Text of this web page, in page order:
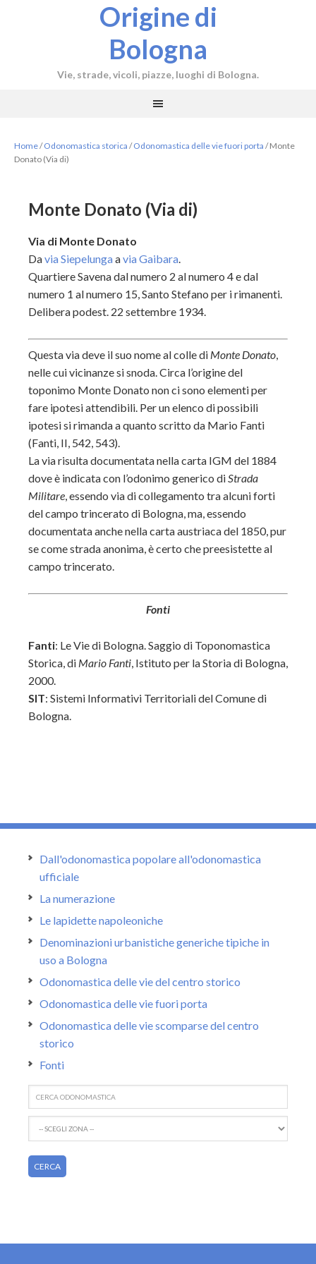
Origine di
Bologna
Vie, strade, vicoli, piazze, luoghi di Bologna.
Home/ Odonomastica storica / Odonomastica delle vie fuori porta /Monte
Donato (Via di)
Monte Donato (Via di)
Via di Monte Donato
Davia Siepelungaavia Gaibara.
Quartiere Savena dal numero 2 al numero 4 e dal
numero 1 al numero 15, Santo Stefano per i rimanenti.
Delibera podest. 22 settembre 1934.
Questa via deve il suo nome al colle di Monte Donato,
nelle cui vicinanze si snoda. Circa l’origine del
toponimo Monte Donato non ci sono elementi per
fare ipotesi attendibili. Per un elenco di possibili
ipotesi si rimanda a quanto scritto da Mario Fanti
(Fanti, II, 542, 543).
La via risulta documentata nella carta IGM del 1884
dove è indicata con l’odonimo generico diStrada
Militare, essendo via di collegamento tra alcuni forti
del campo trincerato di Bologna, ma, essendo
documentata anche nella carta austriaca del 1850, pur
se come strada anonima, è certo che preesistette al
campo trincerato.
Fonti
Fanti: Le Vie di Bologna. Saggio di Toponomastica
Storica, di Mario Fanti, Istituto per la Storia di Bologna,
2000.
SIT: Sistemi Informativi Territoriali del Comune di
Bologna.
Dall'odonomastica popolare all'odonomastica
ufficiale
La numerazione
Le lapidette napoleoniche
Denominazioni urbanistiche generiche tipiche in
uso a Bologna
Odonomastica delle vie del centro storico
Odonomastica delle vie fuori porta
Odonomastica delle vie scomparse del centro
storico
Fonti